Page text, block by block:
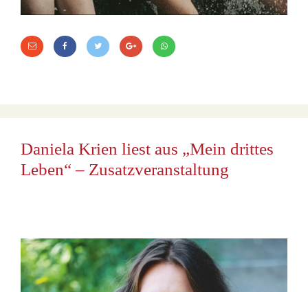
Daniela Krien liest aus „Mein drittes
Leben“ – Zusatzveranstaltung